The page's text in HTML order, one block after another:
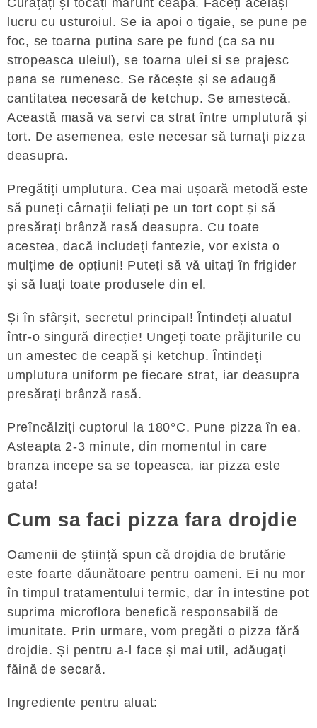
Curățați și tocați mărunt ceapa. Faceți același
lucru cu usturoiul. Se ia apoi o tigaie, se pune pe
foc, se toarna putina sare pe fund (ca sa nu
stropeasca uleiul), se toarna ulei si se prajesc
pana se rumenesc. Se răcește și se adaugă
cantitatea necesară de ketchup. Se amestecă.
Această masă va servi ca strat între umplutură și
tort. De asemenea, este necesar să turnați pizza
deasupra.
Pregătiți umplutura. Cea mai ușoară metodă este
să puneți cârnații feliați pe un tort copt și să
presărați brânză rasă deasupra. Cu toate
acestea, dacă includeți fantezie, vor exista o
mulțime de opțiuni! Puteți să vă uitați în frigider
și să luați toate produsele din el.
Și în sfârșit, secretul principal! Întindeți aluatul
într-o singură direcție! Ungeți toate prăjiturile cu
un amestec de ceapă și ketchup. Întindeți
umplutura uniform pe fiecare strat, iar deasupra
presărați brânză rasă.
Preîncălziți cuptorul la 180°C. Pune pizza în ea.
Asteapta 2-3 minute, din momentul in care
branza incepe sa se topeasca, iar pizza este
gata!
Cum sa faci pizza fara drojdie
Oamenii de știință spun că drojdia de brutărie
este foarte dăunătoare pentru oameni. Ei nu mor
în timpul tratamentului termic, dar în intestine pot
suprima microflora benefică responsabilă de
imunitate. Prin urmare, vom pregăti o pizza fără
drojdie. Și pentru a-l face și mai util, adăugați
făină de secară.
Ingrediente pentru aluat: